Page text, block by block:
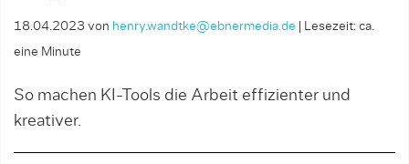
18.04.2023 von henry.wandtke@ebnermedia.de
Lesezeit: ca.
eine Minute
So machen KI-Tools die Arbeit effizienter und
kreativer.